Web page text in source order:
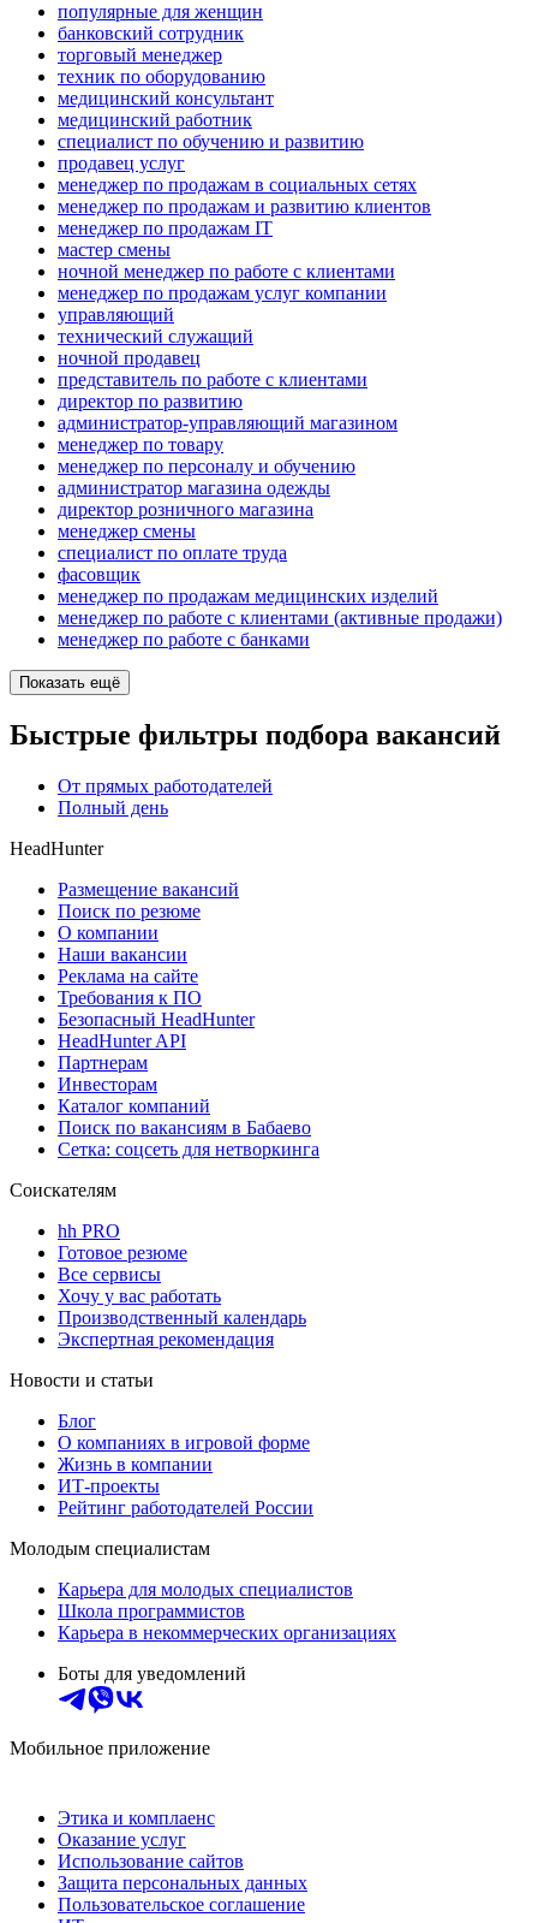
популярные для женщин
банковский сотрудник
торговый менеджер
техник по оборудованию
медицинский консультант
медицинский работник
специалист по обучению и развитию
продавец услуг
менеджер по продажам в социальных сетях
менеджер по продажам и развитию клиентов
менеджер по продажам IT
мастер смены
ночной менеджер по работе с клиентами
менеджер по продажам услуг компании
управляющий
технический служащий
ночной продавец
представитель по работе с клиентами
директор по развитию
администратор-управляющий магазином
менеджер по товару
менеджер по персоналу и обучению
администратор магазина одежды
директор розничного магазина
менеджер смены
специалист по оплате труда
фасовщик
менеджер по продажам медицинских изделий
менеджер по работе с клиентами (активные продажи)
менеджер по работе с банками
Показать ещё
Быстрые фильтры подбора вакансий
От прямых работодателей
Полный день
HeadHunter
Размещение вакансий
Поиск по резюме
О компании
Наши вакансии
Реклама на сайте
Требования к ПО
Безопасный HeadHunter
HeadHunter API
Партнерам
Инвесторам
Каталог компаний
Поиск по вакансиям в Бабаево
Сетка: соцсеть для нетворкинга
Соискателям
hh PRO
Готовое резюме
Все сервисы
Хочу у вас работать
Производственный календарь
Экспертная рекомендация
Новости и статьи
Блог
О компаниях в игровой форме
Жизнь в компании
ИТ-проекты
Рейтинг работодателей России
Молодым специалистам
Карьера для молодых специалистов
Школа программистов
Карьера в некоммерческих организациях
Боты для уведомлений
Мобильное приложение
Этика и комплаенс
Оказание услуг
Использование сайтов
Защита персональных данных
Пользовательское соглашение